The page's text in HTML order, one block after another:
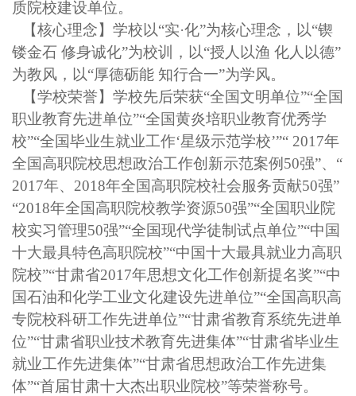
质院校建设单位。
【核心理念】学校以“实·化”为核心理念，以“锲
镂金石 修身诚化”为校训，以“授人以渔 化人以德”
为教风，以“厚德砺能 知行合一”为学风。
【学校荣誉】学校先后荣获“全国文明单位”“全国
职业教育先进单位”“全国黄炎培职业教育优秀学
校”“全国毕业生就业工作‘星级示范学校’”“ 2017年
全国高职院校思想政治工作创新示范案例50强”、“
2017年、2018年全国高职院校社会服务贡献50强”
“2018年全国高职院校教学资源50强”“全国职业院
校实习管理50强”“全国现代学徒制试点单位”“中国
十大最具特色高职院校”“中国十大最具就业力高职
院校”“甘肃省2017年思想文化工作创新提名奖”“中
国石油和化学工业文化建设先进单位”“全国高职高
专院校科研工作先进单位”“甘肃省教育系统先进单
位”“甘肃省职业技术教育先进集体”“甘肃省毕业生
就业工作先进集体”“甘肃省思想政治工作先进集
体”“首届甘肃十大杰出职业院校”等荣誉称号。